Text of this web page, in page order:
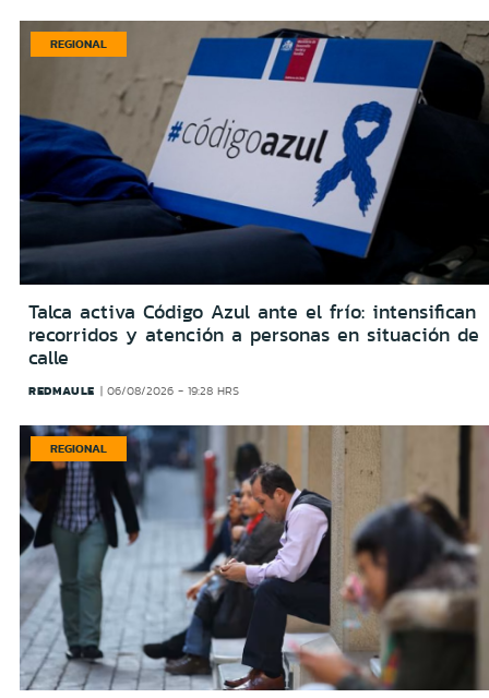
REGIONAL
Talca activa Código Azul ante el frío: intensifican
recorridos y atención a personas en situación de
calle
REDMAULE 06/08/2026 - 19:28 HRS
REGIONAL